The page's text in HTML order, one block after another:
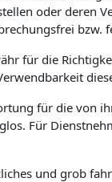
oder deren
für die
für die von
Für
und grob